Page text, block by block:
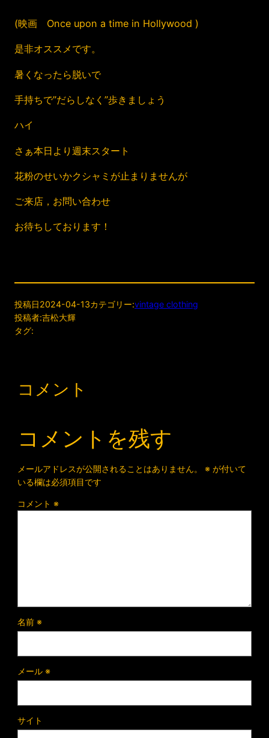
(映画 Once upon a time in Hollywood )
是非オススメです。
暑くなったら脱いで
手持ちで”だらしなく”歩きましょう
ハイ
さぁ本日より週末スタート
花粉のせいかクシャミが止まりませんが
ご来店，お問い合わせ
お待ちしております！
投稿日2024-04-13カテゴリー:vintage clothing
投稿者:吉松大輝
タグ:
コメント
コメントを残す
メールアドレスが公開されることはありません。 ※が付いて
いる欄は必須項目です
コメント ※
名前 ※
メール ※
サイト